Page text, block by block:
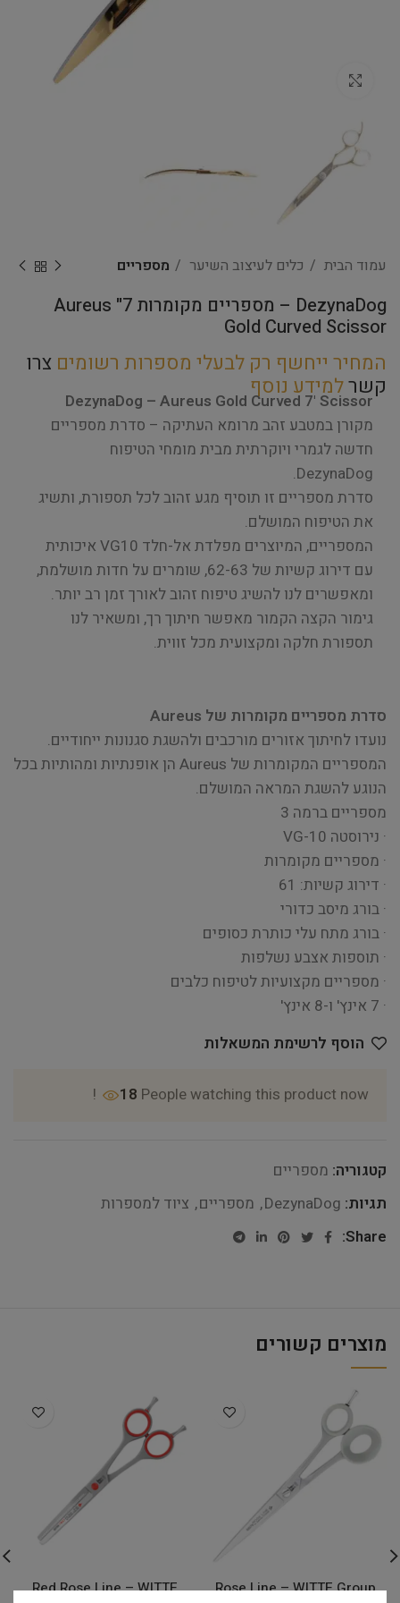
עמוד הבית כלים לעיצוב השיער מספריים
DezynaDog – מספריים מקומרות 7" Aureus
Gold Curved Scissor
המחיר ייחשף רק לבעלי מספרות רשומים צרו
קשרלמידע נוסף
DezynaDog – Aureus Gold Curved 7' Scissor
מקורן במטבע זהב מרומא העתיקה – סדרת מספריים
חדשה לגמרי ויוקרתית מבית מומחי הטיפוח
DezynaDog.
סדרת מספריים זו תוסיף מגע זהוב לכל תספורת, ותשיג
את הטיפוח המושלם.
המספריים, המיוצרים מפלדת אל-חלד VG10 איכותית
עם דירוג קשיות של 62-63, שומרים על חדות מושלמת,
ומאפשרים לנו להשיג טיפוח זהוב לאורך זמן רב יותר.
גימור הקצה הקמור מאפשר חיתוך רך, ומשאיר לנו
תספורת חלקה ומקצועית מכל זווית.
סדרת מספריים מקומרות של Aureus
נועדו לחיתוך אזורים מורכבים ולהשגת סגנונות ייחודיים.
המספריים המקומרות של Aureus הן אופנתיות ומהותיות בכל
הנוגע להשגת המראה המושלם.
מספריים ברמה 3
· נירוסטה VG-10
· מספריים מקומרות
· דירוג קשיות: 61
· בורג מיסב כדורי
· בורג מתח עלי כותרת כסופים
· תוספות אצבע נשלפות
· מספריים מקצועיות לטיפוח כלבים
· 7 אינץ' ו-8 אינץ'
הוסף לרשימת המשאלות
18 People watching this product now!
קטגוריה: מספריים
תגיות: DezynaDog
, מספריים, ציוד למספרות
Share:
מוצרים קשורים
Rose Line – WITTE Group
Red Rose Line – WITTE